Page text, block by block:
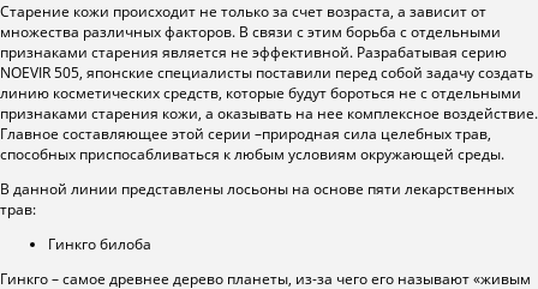
Старение кожи происходит не только за счет возраста, а зависит от
множества различных факторов. В связи с этим борьба с отдельными
признаками старения является не эффективной. Разрабатывая серию
NOEVIR 505, японские специалисты поставили перед собой задачу создать
линию косметических средств, которые будут бороться не с отдельными
признаками старения кожи, а оказывать на нее комплексное воздействие.
Главное составляющее этой серии –природная сила целебных трав,
способных приспосабливаться к любым условиям окружающей среды.
В данной линии представлены лосьоны на основе пяти лекарственных
трав:
Гинкго билоба
Гинкго – самое древнее дерево планеты, из-за чего его называют «живым